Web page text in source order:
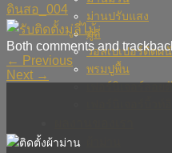
ม่านปรับแสง
มู่ลี่
วอลเปเปอร์ติดผ
พรมปูพื้น
เฟอร์นิเจอร์ลอย
ดินสอ_004
Both comments and
← Previous
Next →